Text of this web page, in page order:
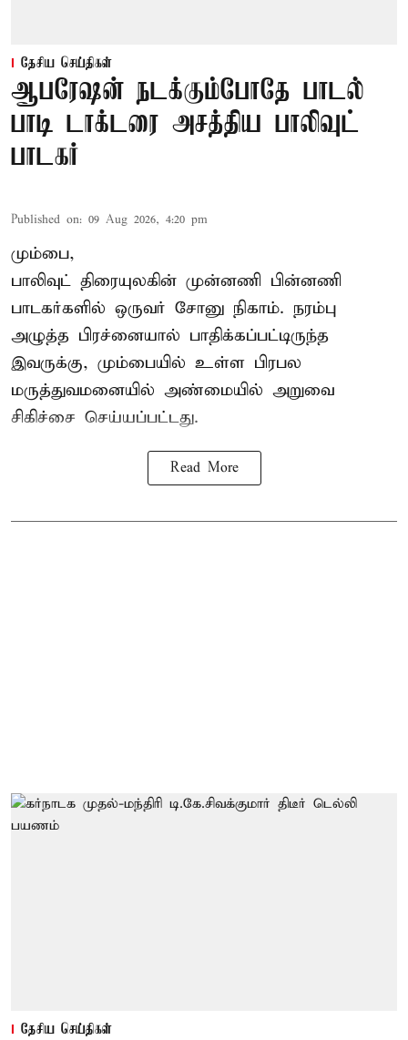
தேசிய செய்திகள்
ஆபரேஷன் நடக்கும்போதே பாடல்
பாடி டாக்டரை அசத்திய பாலிவுட்
பாடகர்
Published on: 09 Aug 2026, 4:20 pm
மும்பை,
பாலிவுட் திரையுலகின் முன்னணி பின்னணி
பாடகர்களில் ஒருவர் சோனு நிகாம். நரம்பு
அழுத்த பிரச்னையால் பாதிக்கப்பட்டிருந்த
இவருக்கு, மும்பையில் உள்ள பிரபல
மருத்துவமனையில் அண்மையில் அறுவை
சிகிச்சை செய்யப்பட்டது.
Read More
தேசிய செய்திகள்